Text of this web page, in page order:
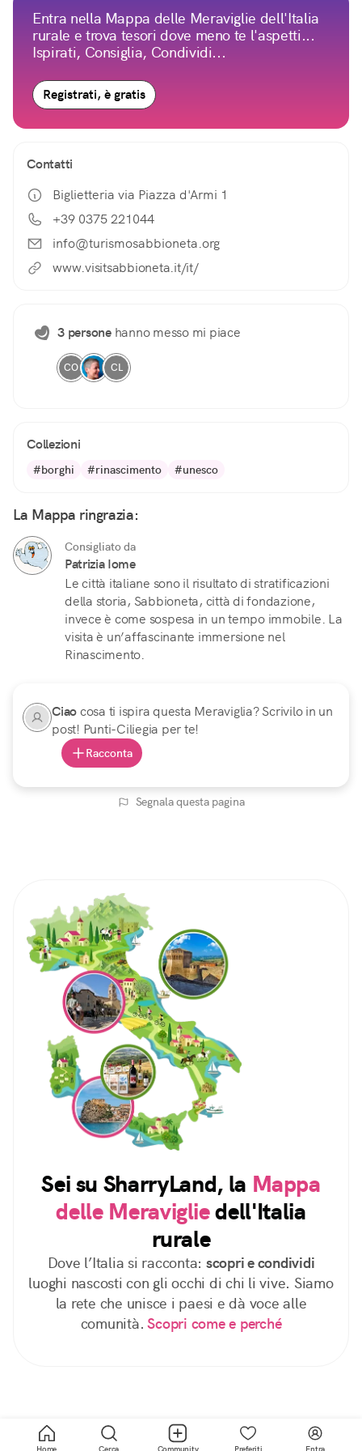
Entra nella Mappa delle Meraviglie dell'Italia
rurale e trova tesori dove meno te l'aspetti...
Ispirati, Consiglia, Condividi...
Registrati, è gratis
Contatti
Biglietteria via Piazza d'Armi 1
+39 0375 221044
info@turismosabbioneta.org
www.visitsabbioneta.it/it/
3 personehanno messo mi piace
CO CL
Collezioni
#borghi #rinascimento #unesco
La Mappa ringrazia:
Consigliato da
Patrizia Iome
Le città italiane sono il risultato di stratificazioni
della storia, Sabbioneta, città di fondazione,
invece è come sospesa in un tempo immobile. La
visita è un’affascinante immersione nel
Rinascimento.
Ciaocosa ti ispira questa Meraviglia? Scrivilo in un
post! Punti-Ciliegia per te!
Racconta
Segnala questa pagina
Sei su SharryLand, la Mappa
delle Meravigliedell'Italia
rurale
Dove l’Italia si racconta: scopri e condividi
luoghi nascosti con gli occhi di chi li vive. Siamo
la rete che unisce i paesi e dà voce alle
comunità. Scopri come e perché